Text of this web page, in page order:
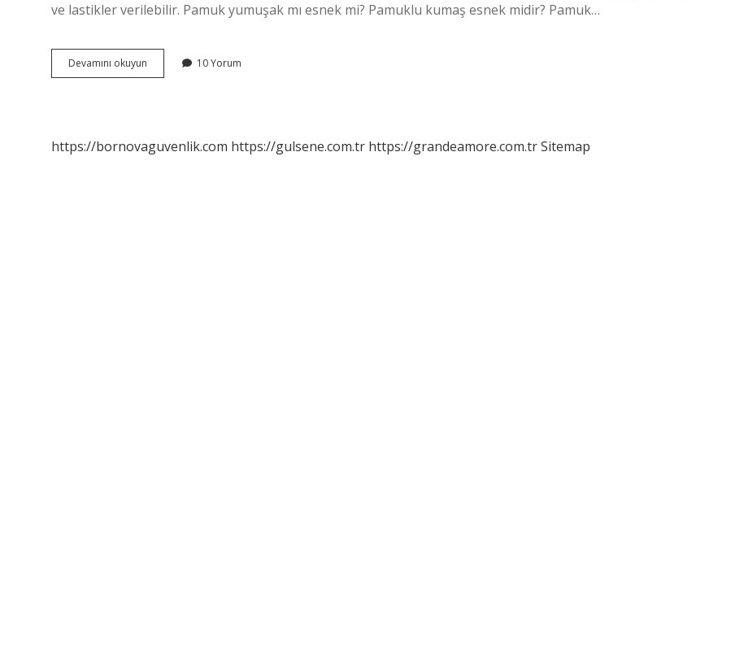
ve lastikler verilebilir. Pamuk yumuşak mı esnek mi? Pamuklu kumaş esnek midir? Pamuk…
Devamını okuyun
Esnek
10 Yorum
https://bornovaguvenlik.com https://gulsene.com.tr https://grandeamore.com.trSitemap